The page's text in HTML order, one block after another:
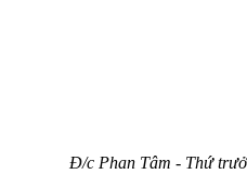
Đ/c Phan Tâm - Thứ